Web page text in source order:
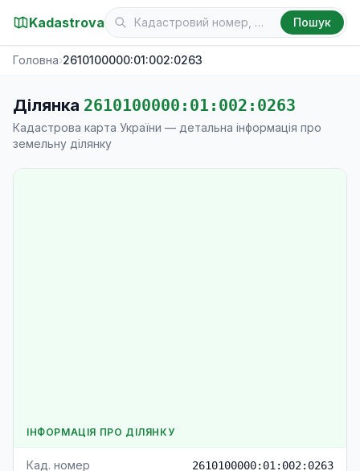
Kadastrova Пошук
Головна›2610100000:01:002:0263
Ділянка 2610100000:01:002:0263
Кадастрова карта України — детальна інформація про
земельну ділянку
ІНФОРМАЦІЯ ПРО ДІЛЯНКУ
Кад. номер 2610100000:01:002:0263